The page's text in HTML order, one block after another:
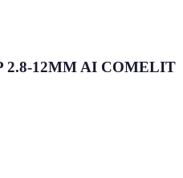
2.8-12MM AI COMELIT